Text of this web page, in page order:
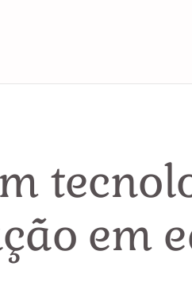
em